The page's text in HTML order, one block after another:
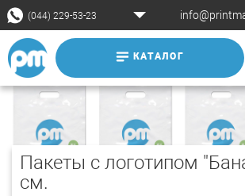
(044) 229-53-23
КАТАЛОГ
Пакеты с логотипом
см.